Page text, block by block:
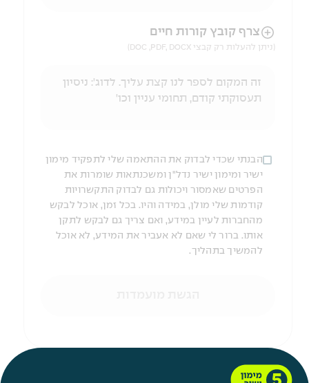
הניווט לאחר העלאת הקובץ באמצעות מקש ה-TAB
צרף קובץ קורות חיים
(ניתן להעלות רק קבצי DOC ,PDF, DOCX)
הבנתי שכדי לבדוק את ההתאמה שלי לתפקיד מימון
ישיר ומימון ישיר נדל"ן ומשכנתאות שומרות את
הפרטים שאמסור ויכולות גם לבדוק התקשרויות
קודמות שלי מולן, במידה והיו. בכל זמן, אוכל לבקש
מהחברות לעיין במידע, ואם צריך גם לבקש לתקן
אותו. ברור לי שאם לא אעביר את המידע, לא אוכל
להמשיך בתהליך.